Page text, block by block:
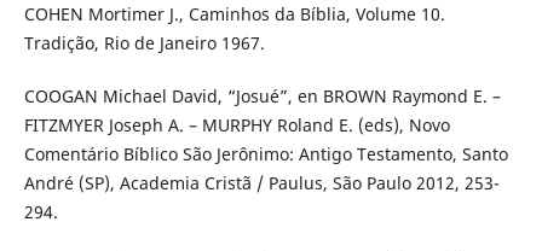
COHEN Mortimer J., Caminhos da Bíblia, Volume 10.
Tradição, Rio de Janeiro 1967.
COOGAN Michael David, “Josué”, en BROWN Raymond E. –
FITZMYER Joseph A. – MURPHY Roland E. (eds), Novo
Comentário Bíblico São Jerônimo: Antigo Testamento, Santo
André (SP), Academia Cristã / Paulus, São Paulo 2012, 253­
294.